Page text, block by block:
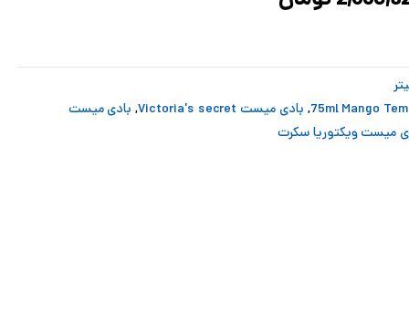
, بادی میست Victoria's secret , بادی میست
میست ویکتوریا سکرت